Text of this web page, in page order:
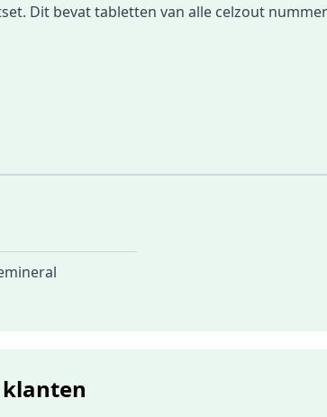
. Dit bevat tabletten van alle celzout